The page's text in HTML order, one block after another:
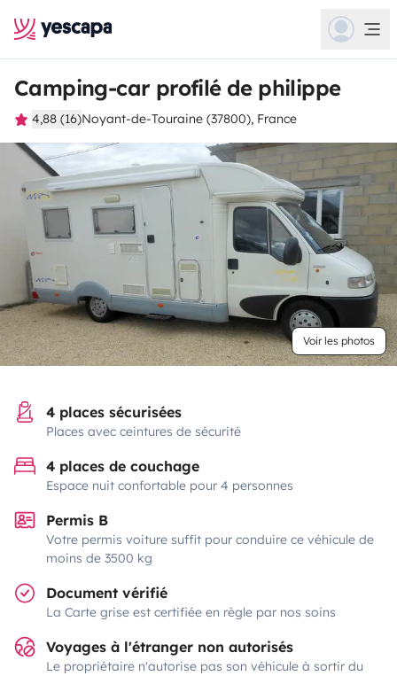
Camping-car profilé de philippe
4,88 (16)Noyant-de-Touraine (37800), France
Voir les photos
4 places sécurisées
Places avec ceintures de sécurité
4 places de couchage
Espace nuit confortable pour 4 personnes
Permis B
Votre permis voiture suffit pour conduire ce véhicule de
moins de 3500 kg
Document vérifié
La Carte grise est certifiée en règle par nos soins
Voyages à l'étranger non autorisés
Le propriétaire n'autorise pas son véhicule à sortir du